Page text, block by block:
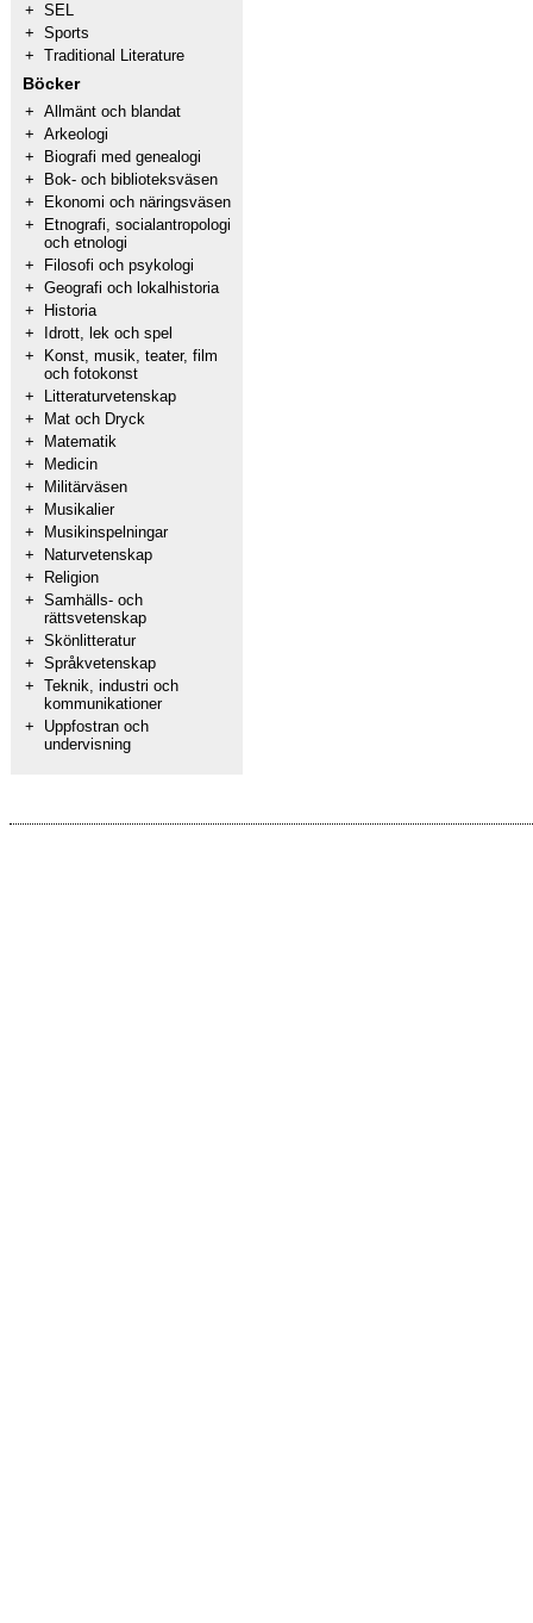
+ SEL
+ Sports
+ Traditional Literature
Böcker
+ Allmänt och blandat
+ Arkeologi
+
Biografi med genealogi
+
Bok- och biblioteksväsen
+
Ekonomi och näringsväsen
+
Etnografi, socialantropologi
och etnologi
+
Filosofi och psykologi
+ Geografi och lokalhistoria
+
Historia
+
Idrott, lek och spel
+
Konst, musik, teater, film
och fotokonst
+
Litteraturvetenskap
+
Mat och Dryck
+
Matematik
+
Medicin
+
Militärväsen
+
Musikalier
+
Musikinspelningar
+
Naturvetenskap
+
Religion
+ Samhälls- och
rättsvetenskap
+ Skönlitteratur
+ Språkvetenskap
+ Teknik, industri och
kommunikationer
+
Uppfostran och
undervisning